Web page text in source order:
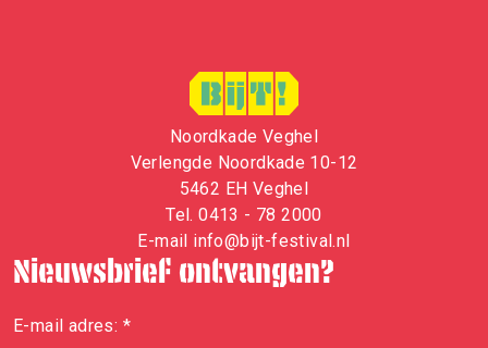
Noordkade Veghel
Verlengde Noordkade 10-12
5462 EH Veghel
Tel.0413 - 78 2000
E-mail info@bijt-festival.nl
Nieuwsbrief ontvangen?
E-mail adres: *